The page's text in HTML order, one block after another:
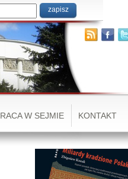
W SEJMIE KONTAKT